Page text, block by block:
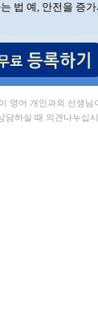
법 예, 안전을 증
영어 개인과외 선생님
하실 때 의견나누십시